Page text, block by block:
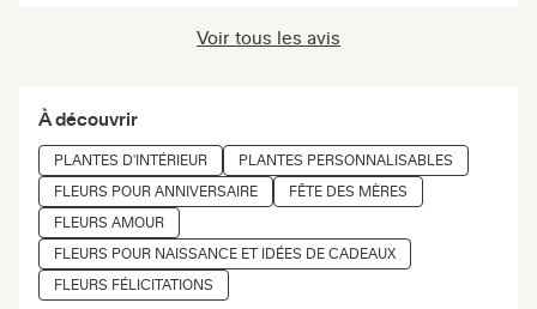
Voir tous les avis
À découvrir
PLANTES D'INTÉRIEUR PLANTES PERSONNALISABLES
FLEURS POUR ANNIVERSAIRE FÊTE DES MÈRES
FLEURS AMOUR
FLEURS POUR NAISSANCE ET IDÉES DE CADEAUX
FLEURS FÉLICITATIONS